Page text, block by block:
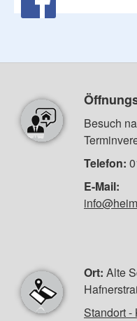
Besuch
Telefon:
E-Mail:
Ort: Alte
Standort -